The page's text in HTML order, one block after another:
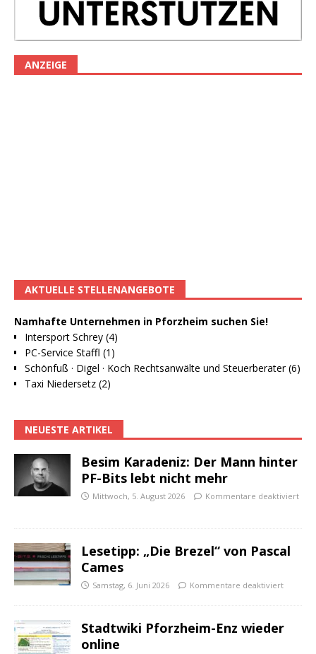
ANZEIGE
AKTUELLE STELLENANGEBOTE
Namhafte Unternehmen in Pforzheim suchen Sie!
Intersport Schrey (4)
PC-Service Staffl (1)
Schönfuß · Digel · Koch Rechtsanwälte und Steuerberater (6)
Taxi Niedersetz (2)
NEUESTE ARTIKEL
Besim Karadeniz: Der Mann hinter
PF-Bits lebt nicht mehr
Mittwoch, 5. August 2026 Kommentare deaktiviert
Lesetipp: „Die Brezel“ von Pascal
Cames
Samstag, 6. Juni 2026 Kommentare deaktiviert
Stadtwiki Pforzheim-Enz wieder
online